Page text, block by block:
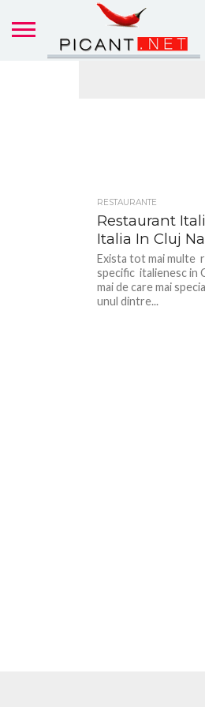
RESTAURANTE
Restaurant
Italia In Cluj
Exista tot mai multe
specific italienesc in
mai de care mai
unul dintre...